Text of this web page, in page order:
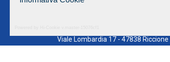
Viale Lombardia 17 - 47838 Riccione